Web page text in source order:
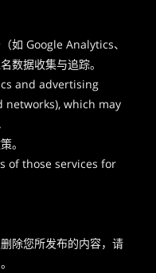
如 Google Analytics、
数据收集与追踪。
and advertising
networks), which may
。
of those services for
除您所发布的内容，请